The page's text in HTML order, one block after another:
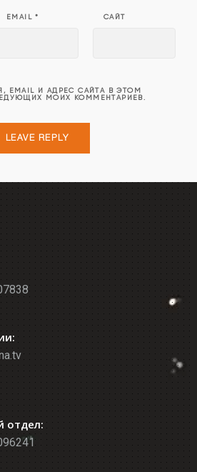
EMAIL* САЙТ
EMAIL И АДРЕС САЙТА В ЭТОМ
МОИХ КОММЕНТАРИЕВ.
отдел: